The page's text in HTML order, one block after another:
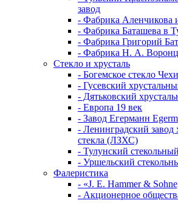
завод
- Фабрика Аленчикова
- Фабрика Баташева в
- Фабрика Григорий
- Фабрика Н. А.
Стекло и хрусталь
- Богемское стекло
- Гусевский
- Дятьковский
- Европа 19 век
- Завод Егерманн
- Ленинградский завод
стекла (ЛЗХС)
- Тулунский
- Уршельский
Фалеристика
- «J. E. Hammer &
- Акционерное